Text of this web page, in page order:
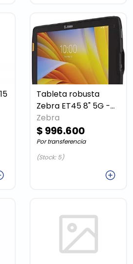
Tableta robusta
Zebra ET45 8" 5G -
Snapdragon 695,
4GB RAM, 64GB,
lector 1D/2D
Zebra
$ 996.600
Por transferencia
(Stock: 5)